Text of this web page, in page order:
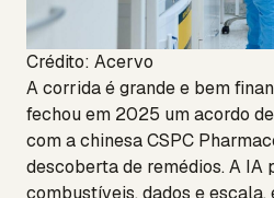
Crédito: Acervo
A corrida é grande e bem
fechou em 2025 um acordo
com a chinesa CSPC
descoberta de remédios. A IA
combustíveis, dados e escala,